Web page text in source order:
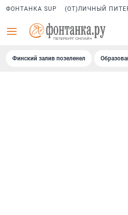
ФОНТАНКА SUP (ОТ)ЛИЧНЫЙ
Финский залив позеленел